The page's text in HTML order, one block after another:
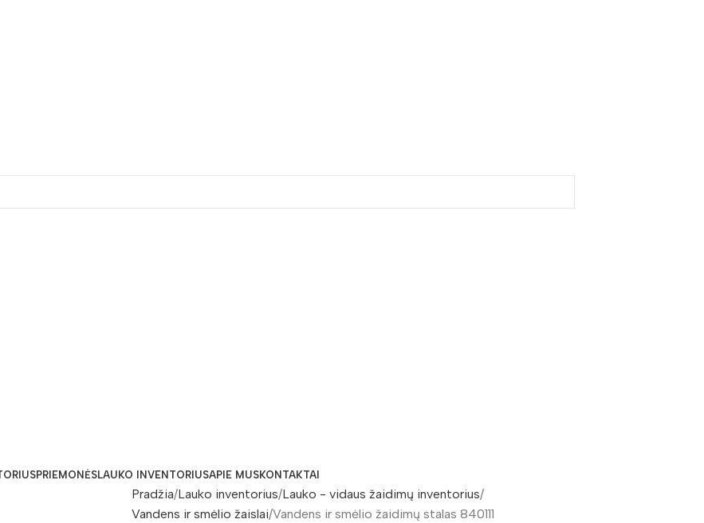
PRIEMONĖSLAUKO INVENTORIUSAPIE MUSKONTAKTAI
Pradžia Lauko inventorius Lauko - vidaus žaidimų inventorius
Vandens ir smėlio žaislai Vandens ir smėlio žaidimų stalas 840111